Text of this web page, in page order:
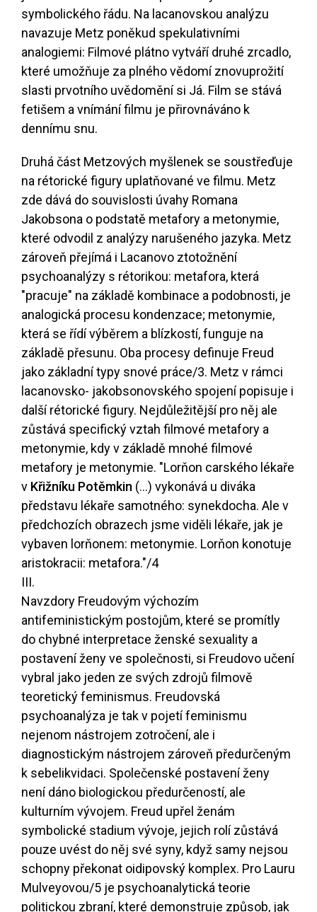
symbolického řádu. Na lacanovskou analýzu
navazuje Metz poněkud spekulativními
analogiemi: Filmové plátno vytváří druhé zrcadlo,
které umožňuje za plného vědomí znovuprožití
slasti prvotního uvědomění si Já. Film se stává
fetišem a vnímání filmu je přirovnáváno k
dennímu snu.
Druhá část Metzových myšlenek se soustřeďuje
na rétorické figury uplatňované ve filmu. Metz
zde dává do souvislosti úvahy Romana
Jakobsona o podstatě metafory a metonymie,
které odvodil z analýzy narušeného jazyka. Metz
zároveň přejímá i Lacanovo ztotožnění
psychoanalýzy s rétorikou: metafora, která
"pracuje" na základě kombinace a podobnosti, je
analogická procesu kondenzace; metonymie,
která se řídí výběrem a blízkostí, funguje na
základě přesunu. Oba procesy definuje Freud
jako základní typy snové práce/3. Metz v rámci
lacanovsko- jakobsonovského spojení popisuje i
další rétorické figury. Nejdůležitější pro něj ale
zůstává specifický vztah filmové metafory a
metonymie, kdy v základě mnohé filmové
metafory je metonymie. "Lorňon carského lékaře
v Křižníku Potěmkin (...) vykonává u diváka
představu lékaře samotného: synekdocha. Ale v
předchozích obrazech jsme viděli lékaře, jak je
vybaven lorňonem: metonymie. Lorňon konotuje
aristokracii: metafora."/4
III.
Navzdory Freudovým výchozím
antifeministickým postojům, které se promítly
do chybné interpretace ženské sexuality a
postavení ženy ve společnosti, si Freudovo učení
vybral jako jeden ze svých zdrojů filmově
teoretický feminismus. Freudovská
psychoanalýza je tak v pojetí feminismu
nejenom nástrojem zotročení, ale i
diagnostickým nástrojem zároveň předurčeným
k sebelikvidaci. Společenské postavení ženy
není dáno biologickou předurčeností, ale
kulturním vývojem. Freud upřel ženám
symbolické stadium vývoje, jejich rolí zůstává
pouze uvést do něj své syny, když samy nejsou
schopny překonat oidipovský komplex. Pro Lauru
Mulveyovou/5 je psychoanalytická teorie
politickou zbraní, které demonstruje způsob, jak